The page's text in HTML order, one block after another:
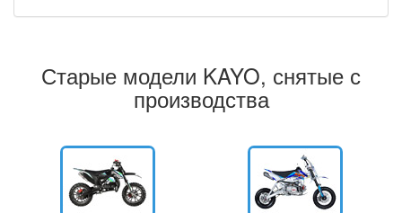
Старые модели KAYO, снятые с
производства